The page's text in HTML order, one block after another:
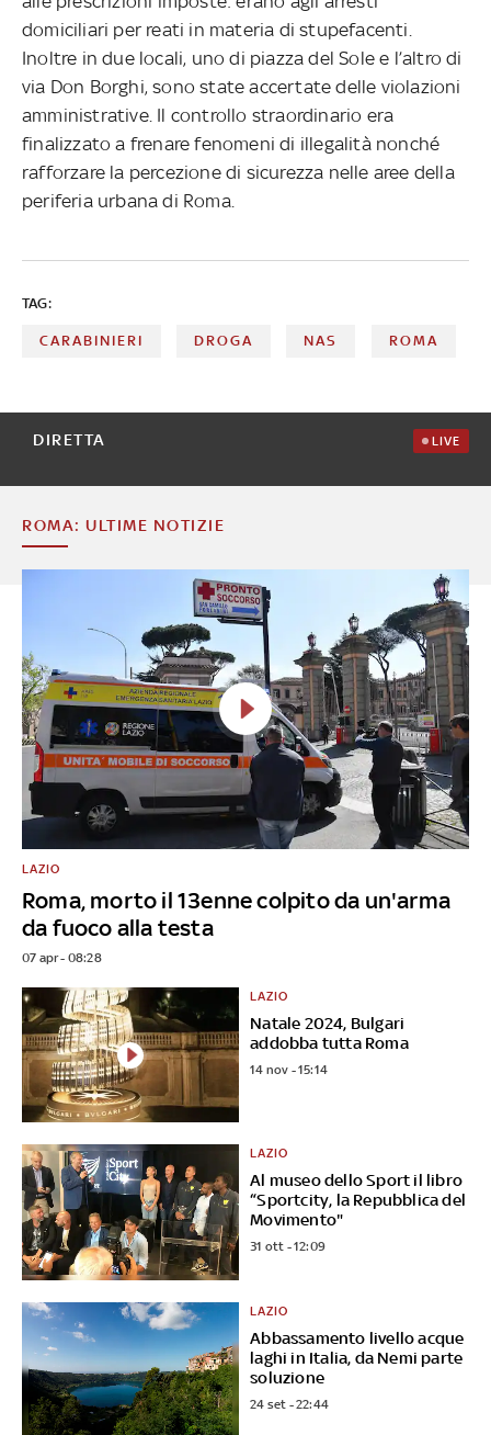
domiciliari per reati in materia di stupefacenti.
Inoltre in due locali, uno di piazza del Sole e l’altro di
via Don Borghi, sono state accertate delle violazioni
amministrative. Il controllo straordinario era
finalizzato a frenare fenomeni di illegalità nonché
rafforzare la percezione di sicurezza nelle aree della
periferia urbana di Roma.
TAG:
CARABINIERI DROGA NAS ROMA
DIRETTA LIVE
ROMA: ULTIME NOTIZIE
Roma, morto il 13enne colpito da un'arma
da fuoco alla testa
LAZIO
07 apr - 08:28
Natale 2024, Bulgari
addobba tutta Roma
LAZIO
14 nov - 15:14
Al museo dello Sport il libro
“Sportcity, la Repubblica del
Movimento"
LAZIO
31 ott - 12:09
Abbassamento livello acque
laghi in Italia, da Nemi parte
soluzione
LAZIO
24 set - 22:44